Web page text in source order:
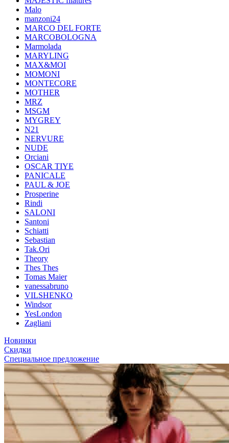
Malo
manzoni24
MARCO DEL FORTE
MARCOBOLOGNA
Marmolada
MARYLING
MAX&MOI
MOMONI
MONTECORE
MOTHER
MRZ
MSGM
MYGREY
N21
NERVURE
NUDE
Orciani
OSCAR TIYE
PANICALE
PAUL & JOE
Prosperine
Rindi
SALONI
Santoni
Schiatti
Sebastian
Tak.Ori
Theory
Thes Thes
Tomas Maier
vanessabruno
VILSHENKO
Windsor
YesLondon
Zagliani
Новинки
Скидки
Специальное предложение